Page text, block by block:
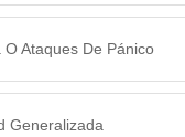
O Ataques De Pánico
Generalizada